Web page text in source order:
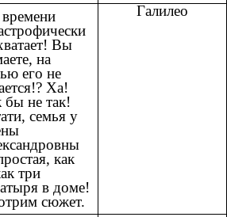
Вы
на
его не
Ха!
бы не так!
семья у
как
три
в доме!
сюжет.
Галилео